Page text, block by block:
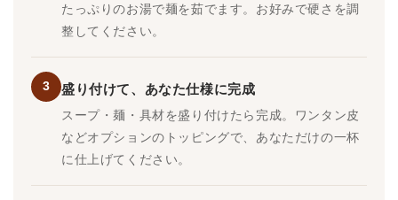
たっぷりのお湯で麺を茹でます。お好みで硬さを調
整してください。
3 盛り付けて、あなた仕様に完成
スープ・麺・具材を盛り付けたら完成。ワンタン皮
などオプションのトッピングで、あなただけの一杯
に仕上げてください。